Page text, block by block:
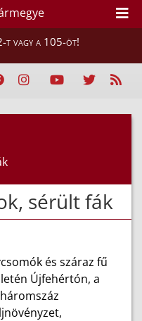
t vagy a 105-öt!
sérült fák
és száraz fű
Újfehértón, a